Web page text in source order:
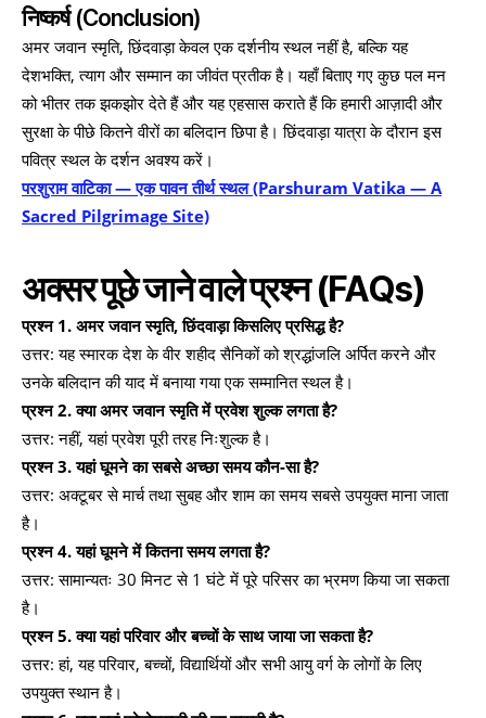
निष्कर्ष (Conclusion)
अमर जवान स्मृति, छिंदवाड़ा केवल एक दर्शनीय स्थल नहीं है, बल्कि यह
देशभक्ति, त्याग और सम्मान का जीवंत प्रतीक है। यहाँ बिताए गए कुछ पल मन
को भीतर तक झकझोर देते हैं और यह एहसास कराते हैं कि हमारी आज़ादी और
सुरक्षा के पीछे कितने वीरों का बलिदान छिपा है। छिंदवाड़ा यात्रा के दौरान इस
पवित्र स्थल के दर्शन अवश्य करें।
परशुराम वाटिका — एक पावन तीर्थ स्थल (Parshuram Vatika — A
Sacred Pilgrimage Site)
अक्सर पूछे जाने वाले प्रश्न (FAQs)
प्रश्न 1. अमर जवान स्मृति, छिंदवाड़ा किसलिए प्रसिद्ध है?
उत्तर: यह स्मारक देश के वीर शहीद सैनिकों को श्रद्धांजलि अर्पित करने और
उनके बलिदान की याद में बनाया गया एक सम्मानित स्थल है।
प्रश्न 2. क्या अमर जवान स्मृति में प्रवेश शुल्क लगता है?
उत्तर: नहीं, यहां प्रवेश पूरी तरह निःशुल्क है।
प्रश्न 3. यहां घूमने का सबसे अच्छा समय कौन-सा है?
उत्तर: अक्टूबर से मार्च तथा सुबह और शाम का समय सबसे उपयुक्त माना जाता
है।
प्रश्न 4. यहां घूमने में कितना समय लगता है?
उत्तर: सामान्यतः 30 मिनट से 1 घंटे में पूरे परिसर का भ्रमण किया जा सकता
है।
प्रश्न 5. क्या यहां परिवार और बच्चों के साथ जाया जा सकता है?
उत्तर: हां, यह परिवार, बच्चों, विद्यार्थियों और सभी आयु वर्ग के लोगों के लिए
उपयुक्त स्थान है।